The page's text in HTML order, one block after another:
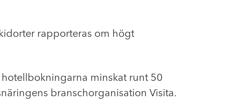
rapporteras om högt
minskat runt 50
branschorganisation Visita.